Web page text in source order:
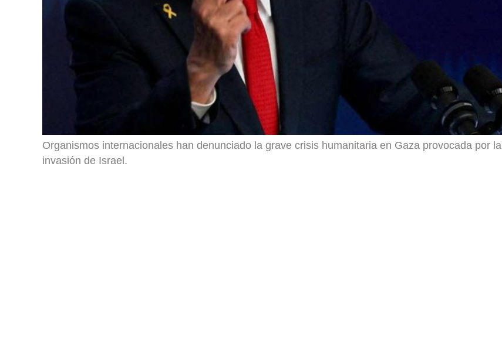
Organismos internacionales han denunciado la grave crisis humanitaria en Gaza provocada por la
invasión de Israel.